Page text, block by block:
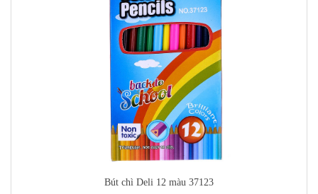
Bút chì Deli 12 màu 37123